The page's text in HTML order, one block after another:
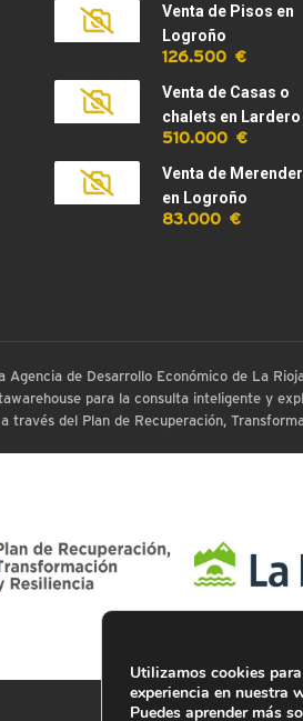
Venta de Pisos en
Logroño
126.500 €
Venta de Casas o
chalets en Lardero
510.000 €
Venta de
en Logroño
83.000 €
Agencia de Desarrollo Económico de La
para la consulta inteligente y
del Plan de Recuperación,
Utilizamos cookies
experiencia en nuestra
Puedes aprender más